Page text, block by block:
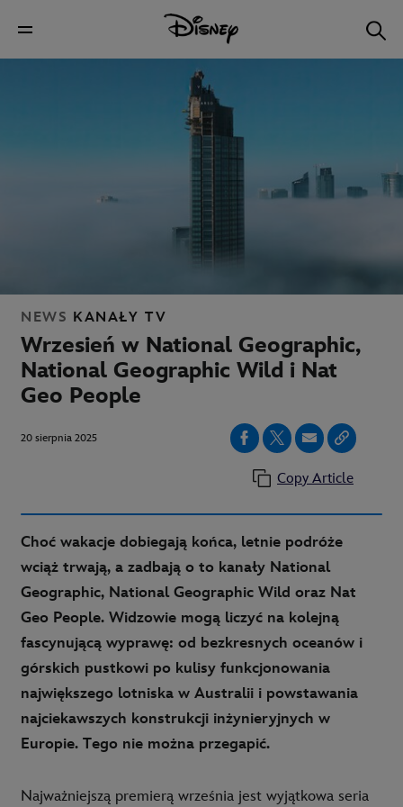
NEWS KANAŁY TV
Wrzesień w National Geographic,
National Geographic Wild i Nat
Geo People
20 sierpnia 2025
Copy Article
Choć wakacje dobiegają końca, letnie podróże
wciąż trwają, a zadbają o to kanały National
Geographic, National Geographic Wild oraz Nat
Geo People. Widzowie mogą liczyć na kolejną
fascynującą wyprawę: od bezkresnych oceanów i
górskich pustkowi po kulisy funkcjonowania
największego lotniska w Australii i powstawania
najciekawszych konstrukcji inżynieryjnych w
Europie. Tego nie można przegapić.
Najważniejszą premierą września jest wyjątkowa seria